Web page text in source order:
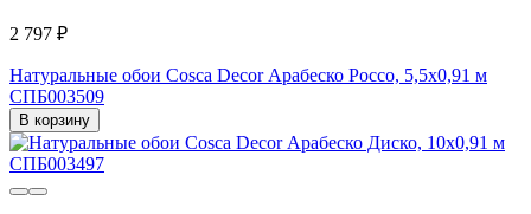
2 797 ₽
Натуральные обои Cosca Decor Арабеско Россо, 5,5x0,91 м
СПБ003509
В корзину